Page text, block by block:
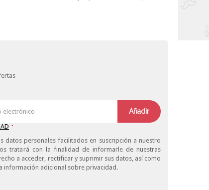
Añadir
*
datos personales facilitados en suscripción a nuestro
los tratará con la finalidad de informarle de nuestras
a acceder, rectificar y suprimir sus datos, así como
información adicional sobre privacidad.